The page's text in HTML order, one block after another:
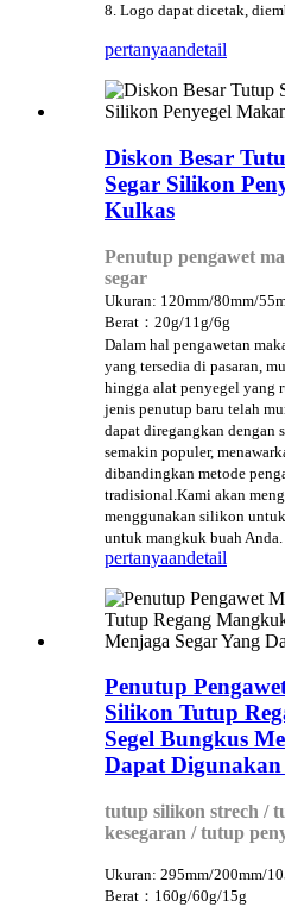
8. Logo dapat dicetak,
pertanyaandetail
Diskon Besar
Segar Silikon
Kulkas
Penutup pengawet
segar
Ukuran: 120mm/80mm/
Berat：20g/11g/6g
Dalam hal pengawetan
yang tersedia di pasaran,
hingga alat penyegel yang
jenis penutup baru telah
dapat diregangkan
semakin populer,
dibandingkan metode
tradisional.Kami akan
menggunakan silikon
untuk mangkuk buah Anda.
pertanyaandetail
Penutup
Silikon Tutup
Segel Bungkus
Dapat
tutup silikon strech /
kesegaran / tutup
Ukuran: 295mm/200mm/
Berat：160g/60g/15g